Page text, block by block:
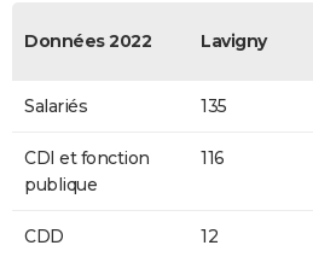
Données 2022 Lavigny
Salariés 135
CDI et fonction
publique
116
CDD 12